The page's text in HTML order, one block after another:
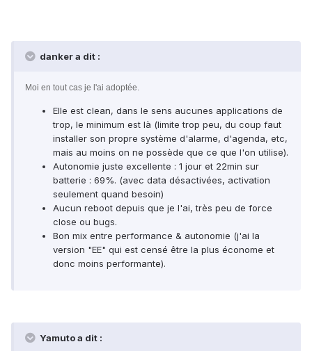
danker a dit :
Moi en tout cas je l'ai adoptée.
Elle est clean, dans le sens aucunes applications de
trop, le minimum est là (limite trop peu, du coup faut
installer son propre système d'alarme, d'agenda, etc,
mais au moins on ne possède que ce que l'on utilise).
Autonomie juste excellente : 1 jour et 22min sur
batterie : 69%. (avec data désactivées, activation
seulement quand besoin)
Aucun reboot depuis que je l'ai, très peu de force
close ou bugs.
Bon mix entre performance & autonomie (j'ai la
version "EE" qui est censé être la plus économe et
donc moins performante).
Yamuto a dit :